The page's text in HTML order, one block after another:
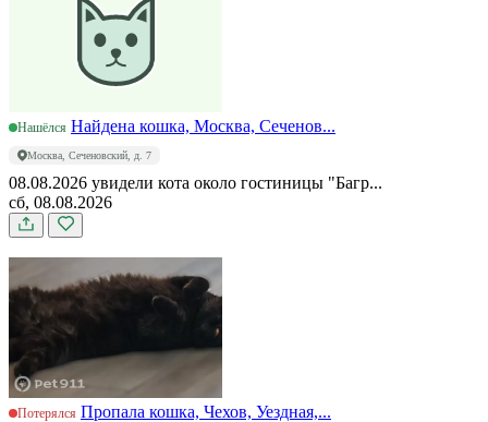
Нашёлся Найдена кошка, Москва, Сеченов...
Москва, Сеченовский, д. 7
08.08.2026 увидели кота около гостиницы "Багр...
сб, 08.08.2026
Потерялся Пропала кошка, Чехов, Уездная,...